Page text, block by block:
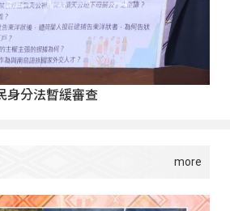
身分法暫緩審查